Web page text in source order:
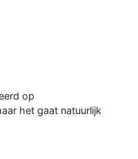
op
het gaat natuurlijk